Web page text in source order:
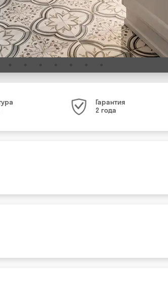
Гарантия
2 года